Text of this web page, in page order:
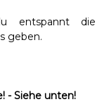
entspannt die
geben.
- Siehe unten!